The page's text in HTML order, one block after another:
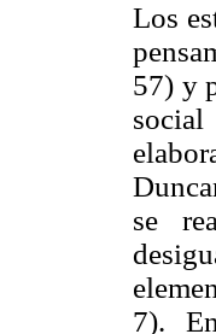
Los
57) y
se
7).